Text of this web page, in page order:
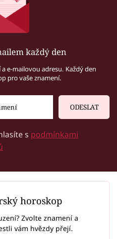
každý den
e-mailovou adresu. Každý den
pro vaše znamení.
ODESLAT
s podmínkami
horoskop
Zvolte znamení a
vám hvězdy přejí.